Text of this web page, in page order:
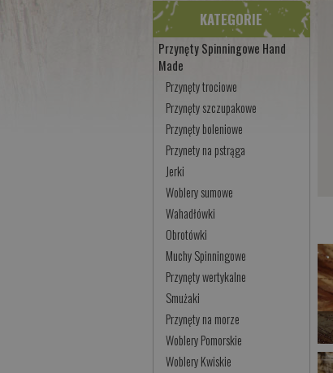
KATEGORIE
Przynęty Spinningowe Hand
Made
Przynęty trociowe
Przynęty szczupakowe
Przynęty boleniowe
Przynety na pstrąga
Jerki
Woblery sumowe
Wahadłówki
Obrotówki
Muchy Spinningowe
Przynęty wertykalne
Smużaki
Przynęty na morze
Woblery Pomorskie
Woblery Kwiskie